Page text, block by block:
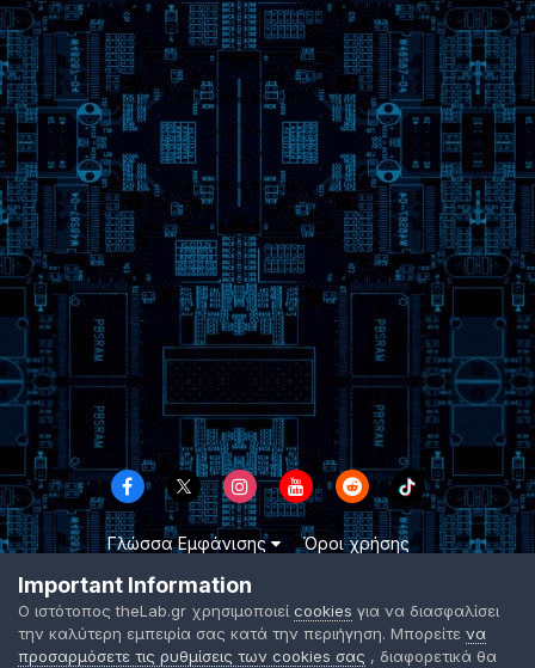
Γλώσσα Εμφάνισης
Όροι χρήσης
TheLab.gr 2003 -
Powered by Invision Community
Important Information
Ο ιστότοπος theLab.gr χρησιμοποιεί cookies για να διασφαλίσει
την καλύτερη εμπειρία σας κατά την περιήγηση. Μπορείτε να
προσαρμόσετε τις ρυθμίσεις των cookies σας , διαφορετικά θα